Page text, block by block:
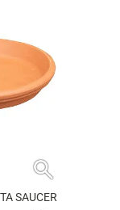
search
SAUCER